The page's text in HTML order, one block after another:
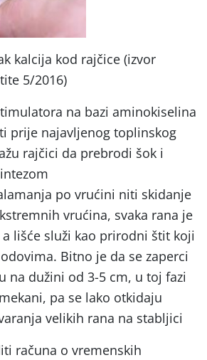
kalcija kod rajčice (izvor
5/2016)
na bazi aminokiselina
prije najavljenog toplinskog
rajčici da prebrodi šok i
po vrućini niti skidanje
vrućina, svaka rana je
lišće služi kao prirodni štit koji
Bitno je da se zaperci
na dužini od 3-5 cm, u toj fazi
pa se lako otkidaju
velikih rana na stabljici
računa o vremenskih